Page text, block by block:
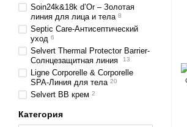
Soin24k&18k d’Or – Золотая
линия для лица и тела 8
Septic Care-Антисептический
уход 6
Selvert Thermal Protector Barrier-
Солнцезащитная линия
13
Ligne Corporelle & Corporelle
SPA-Линия для тела 20
Selvert BB крем 2
Категория